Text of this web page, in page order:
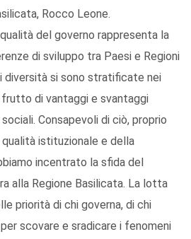
Rocco Leone.
del governo rappresenta la
di sviluppo tra Paesi e Regioni
diversità si sono stratificate nei
di vantaggi e svantaggi
Consapevoli di ciò, proprio
istituzionale e della
incentrato la sfida del
alla Regione Basilicata. La lotta
priorità di chi governa, di chi
scovare e sradicare i fenomeni